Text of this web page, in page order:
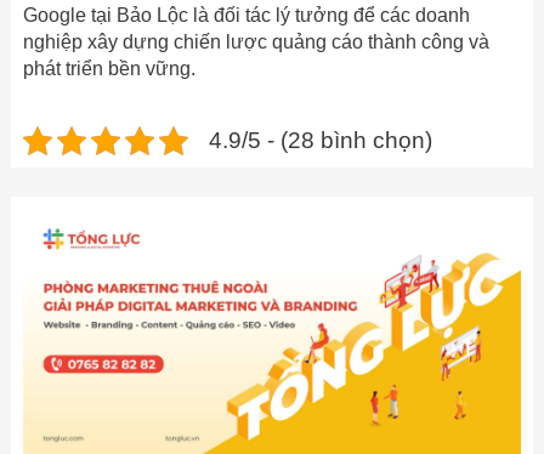
Google tại Bảo Lộc là đối tác lý tưởng để các doanh
nghiệp xây dựng chiến lược quảng cáo thành công và
phát triển bền vững.
4.9/5 - (28 bình chọn)